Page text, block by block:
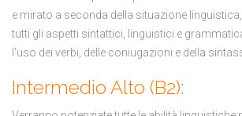
e mirato a seconda della situazione
tutti gli aspetti sintattici, linguistici e
l’uso dei verbi, delle coniugazioni e della
Intermedio Alto (B2):